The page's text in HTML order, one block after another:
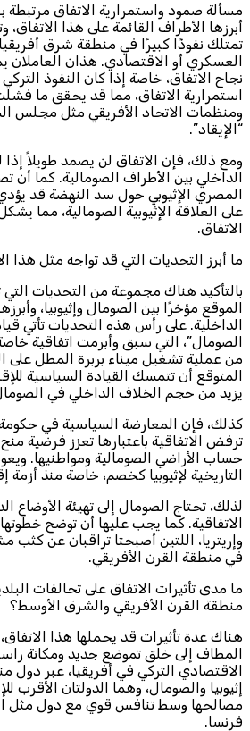
مسألة صمود واستمرارية الاتفاق مرتبطة
أبرزها الأطراف القائمة على هذا الاتفاق،
تمتلك نفوذًا كبيرًا في منطقة شرق
العسكري أو الاقتصادي. هذان العاملان
نجاح الاتفاق، خاصة إذا كان النفوذ
استمرارية الاتفاق، مما قد يحقق ما
ومنظمات الاتحاد الأفريقي مثل مجلس
“الإيقاد”.
ومع ذلك، فإن الاتفاق لن يصمد طويلاً
الداخلي بين الأطراف الصومالية. كما أن
المصري الإثيوبي حول سد النهضة قد
على العلاقة الإثيوبية الصومالية، مما
الاتفاق.
ما أبرز التحديات التي قد تواجه مثل هذا
بالتأكيد هناك مجموعة من التحديات التي
الموقع مؤخرًا بين الصومال وإثيوبيا،
الداخلية. على رأس هذه التحديات تأتي
من عملية تشغيل ميناء بربرة المطل على
المتوقع أن تتمسك القيادة السياسية
يزيد من حجم الخلاف الداخلي في
كذلك، فإن المعارضة السياسية في
ترفض الاتفاقية باعتبارها تعزز فرضية منح
حساب الأراضي الصومالية ومواطنيها.
التاريخية لإثيوبيا كخصم، خاصة منذ أزمة
لذلك، تحتاج الصومال إلى تهيئة الأوضاع
الاتفاقية. كما يجب عليها أن توضح
وإريتريا، اللتين أصبحتا تراقبان عن كثب
في منطقة القرن الأفريقي.
ما مدى تأثيرات الاتفاق على تحالفات
منطقة القرن الأفريقي والشرق الأوسط؟
هناك عدة تأثيرات قد يحملها هذا
المطاف إلى خلق تموضع جديد ومكانة
الاقتصادي التركي في أفريقيا، عبر دول
إثيوبيا والصومال، وهما الدولتان الأقرب
مصالحها وسط تنافس قوي مع دول مثل
فرنسا.